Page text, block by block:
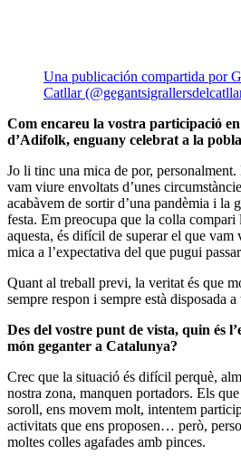
Una publicación compartida por
Catllar
Com encareu la vostra participació
d’Adifolk, enguany celebrat a la
Jo li tinc una mica de por,
vam viure envoltats d’unes
acabàvem de sortir d’una pandèmia i la
festa. Em preocupa que la colla compari
aquesta, és difícil de superar el que
mica a l’expectativa del que pugui
Quant al treball previ, la veritat és que
sempre respon i sempre està disposada a
Des del vostre punt de vista, quin és
món geganter a Catalunya?
Crec que la situació és difícil perquè,
nostra zona, manquen portadors. Els
soroll, ens movem molt, intentem
activitats que ens proposen… però,
moltes colles agafades amb pinces.